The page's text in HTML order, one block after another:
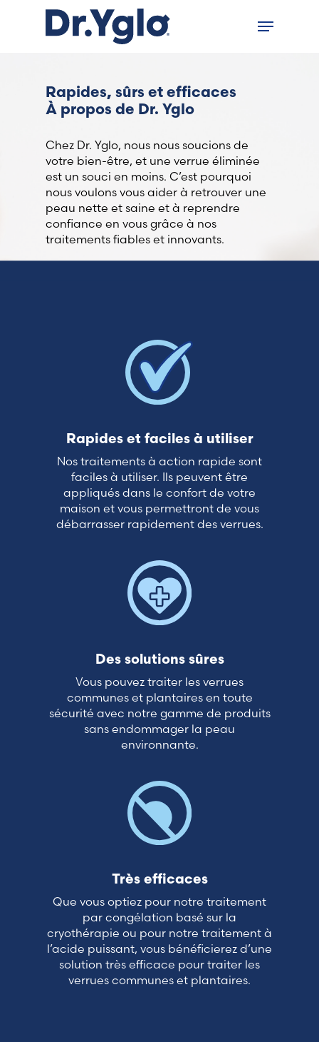
Rapides, sûrs et efficaces
À propos de Dr. Yglo
Chez Dr. Yglo, nous nous soucions de
votre bien-être, et une verrue éliminée
est un souci en moins. C’est pourquoi
nous voulons vous aider à retrouver une
peau nette et saine et à reprendre
confiance en vous grâce à nos
traitements fiables et innovants.
Rapides et faciles à utiliser
Nos traitements à action rapide sont
faciles à utiliser. Ils peuvent être
appliqués dans le confort de votre
maison et vous permettront de vous
débarrasser rapidement des verrues.
Des solutions sûres
Vous pouvez traiter les verrues
communes et plantaires en toute
sécurité avec notre gamme de produits
sans endommager la peau
environnante.
Très efficaces
Que vous optiez pour notre traitement
par congélation basé sur la
cryothérapie ou pour notre traitement à
l’acide puissant, vous bénéficierez d’une
solution très efficace pour traiter les
verrues communes et plantaires.
Close
Find your solution in these
countries
Choose your language
Accueil
Bosnia (Bosnian)
France (French)
Finland (Finnish)
India (Hindi)
Ireland (Irish)
Kuwait (Arabic)
Latvia (Latvian)
Lithuania (Lithuanian)
Moldova (Moldovan)
Morocco (French)
Portugal (Portuguese)
Slovenia (Slovene)
Spain (Spanish)
Sweden (Swedish)